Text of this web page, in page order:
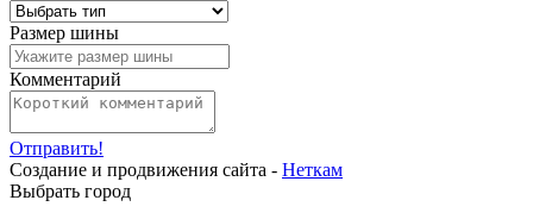
Размер шины
Комментарий
Отправить!
Создание и продвижения сайта - Неткам
Выбрать город